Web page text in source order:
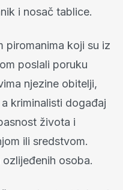
i nosač tablice.
piromanima koji su iz
poslali poruku
njezine obitelji,
kriminalisti događaj
života i
ili sredstvom.
osoba.